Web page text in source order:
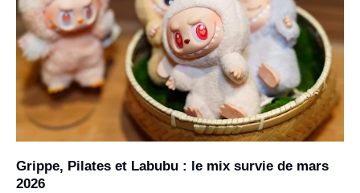
Grippe, Pilates et Labubu : le mix survie de mars
2026